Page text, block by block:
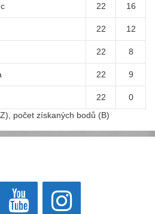
22 16
22 12
22 8
22 9
22
0
počet získaných bodů (B)